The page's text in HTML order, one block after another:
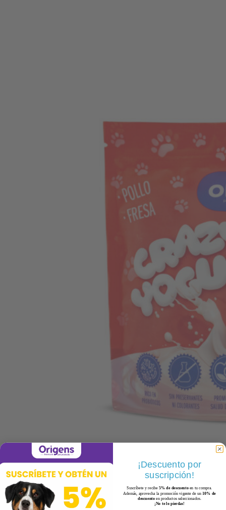
¡Descuento por
suscripción!
Suscríbete y recibe5% de descuentoen tu compra.
Además, aprovecha la promoción vigente de un10% de
descuentoen productos seleccionados.
¡No te lo pierdas!